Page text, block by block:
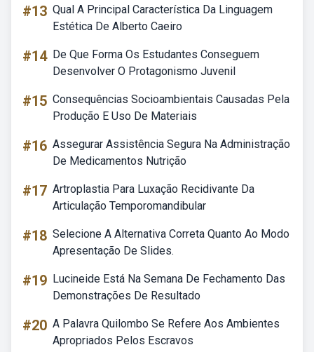
#13 Qual A Principal Característica Da Linguagem
Estética De Alberto Caeiro
#14 De Que Forma Os Estudantes Conseguem
Desenvolver O Protagonismo Juvenil
#15 Consequências Socioambientais Causadas Pela
Produção E Uso De Materiais
#16 Assegurar Assistência Segura Na Administração
De Medicamentos Nutrição
#17 Artroplastia Para Luxação Recidivante Da
Articulação Temporomandibular
#18 Selecione A Alternativa Correta Quanto Ao Modo
Apresentação De Slides.
#19 Lucineide Está Na Semana De Fechamento Das
Demonstrações De Resultado
#20 A Palavra Quilombo Se Refere Aos Ambientes
Apropriados Pelos Escravos